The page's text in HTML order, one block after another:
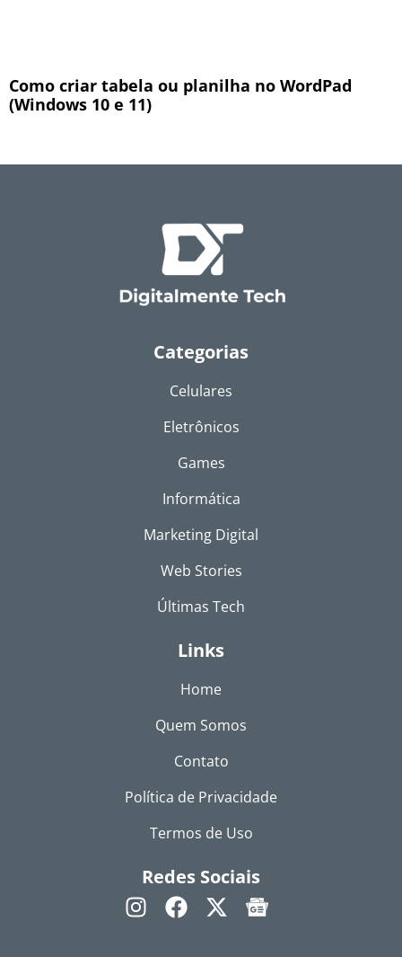
Como criar tabela ou planilha no WordPad
(Windows 10 e 11)
Categorias
Celulares
Eletrônicos
Games
Informática
Marketing Digital
Web Stories
Últimas Tech
Links
Home
Quem Somos
Contato
Política de Privacidade
Termos de Uso
Redes Sociais